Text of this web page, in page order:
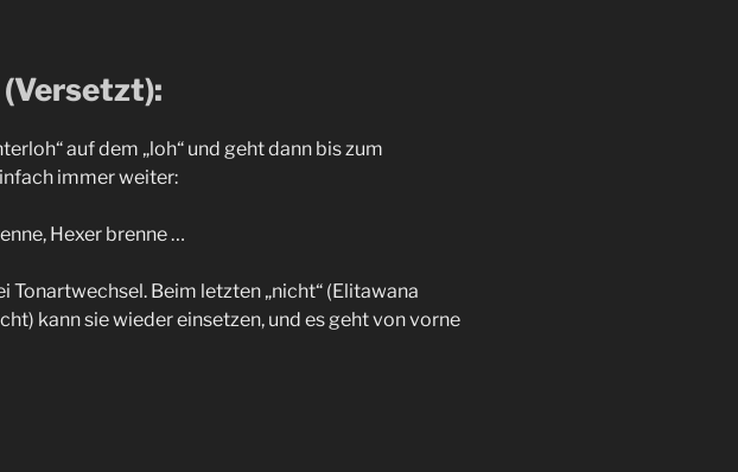
auf dem „loh“ und geht dann bis zum
immer weiter:
Hexer brenne …
Tonartwechsel. Beim letzten „nicht“ (Elitawana
kann sie wieder einsetzen, und es geht von vorne